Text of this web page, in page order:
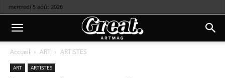
mercredi 5 août 2026
Accueil ART ARTISTES
ART ARTISTES